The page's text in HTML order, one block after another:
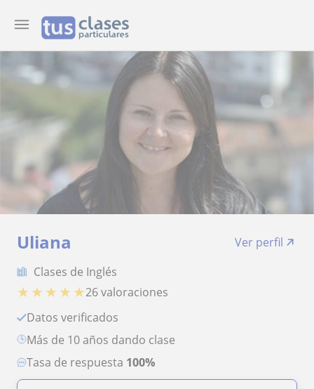
Uliana
Ver perfil
Clases de Inglés
★ ★ ★ ★ ★26 valoraciones
Datos verificados
más de 10 años dando clase
Tasa de respuesta 100%